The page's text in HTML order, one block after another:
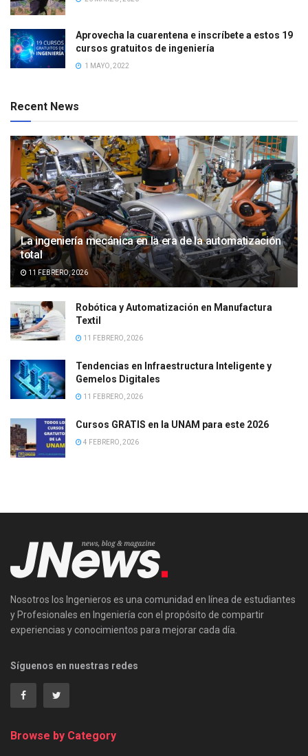
Aprovecha la cuarentena e inscríbete a estos 19
cursos gratuitos de ingeniería
1 MAYO, 2022
Recent News
La ingeniería mecánica en la era de la automatización
total
11 FEBRERO, 2026
Robótica y Automatización en Manufactura
Textil
11 FEBRERO, 2026
Tendencias en Infraestructura Inteligente y
Gemelos Digitales
11 FEBRERO, 2026
Cursos GRATIS en la UNAM para este 2026
4 FEBRERO, 2026
Nosotros los Ingenieros es una comunidad en línea de estudiantes
y Profesionales en Ingeniería con el propósito de compartir
experiencias y conocimientos para mejorar cada día.
Síguenos en nuestras redes
Browse by Category